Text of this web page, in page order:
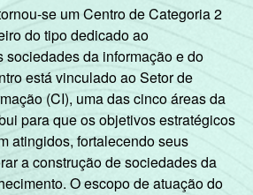
B
C 56
D E 56
Trabalhador 58
se um Centro de Categoria 2
do tipo dedicado ao
sociedades da informação e do
está vinculado ao Setor de
(CI), uma das cinco áreas da
para que os objetivos estratégicos
atingidos, fortalecendo seus
a construção de sociedades da
O escopo de atuação do